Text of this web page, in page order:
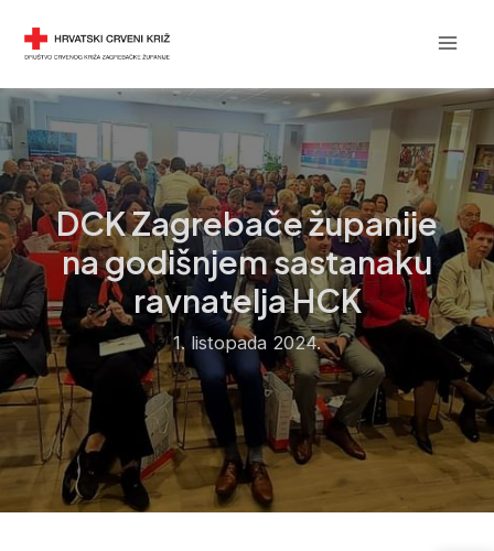
DCK Zagrebače županije
na godišnjem sastanaku
ravnatelja HCK
1. listopada 2024.
navigation